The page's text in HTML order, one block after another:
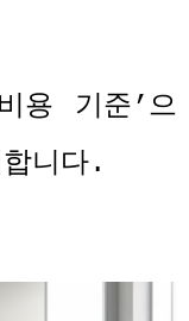
용 기준’으
니다.